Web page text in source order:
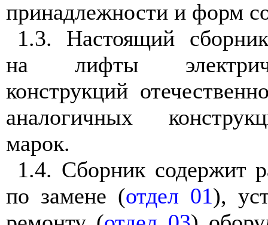
принадлежности и форм
1.3. Настоящий сборник
на лифты
конструкций
аналогичных
марок.
1.4. Сборник содержит
по замене (отдел 01),